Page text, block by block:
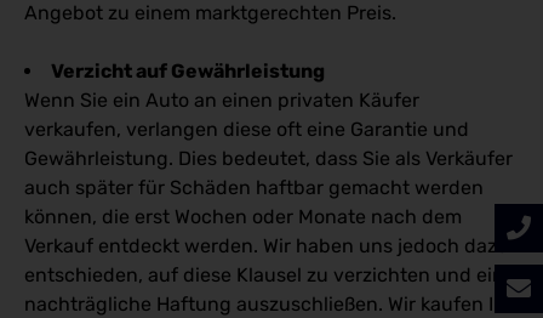
Angebot zu einem marktgerechten Preis.
Verzicht auf Gewährleistung
Wenn Sie ein Auto an einen privaten Käufer
verkaufen, verlangen diese oft eine Garantie und
Gewährleistung. Dies bedeutet, dass Sie als Verkäufer
auch später für Schäden haftbar gemacht werden
können, die erst Wochen oder Monate nach dem
Verkauf entdeckt werden. Wir haben uns jedoch dazu
entschieden, auf diese Klausel zu verzichten und eine
nachträgliche Haftung auszuschließen. Wir kaufen Ihr